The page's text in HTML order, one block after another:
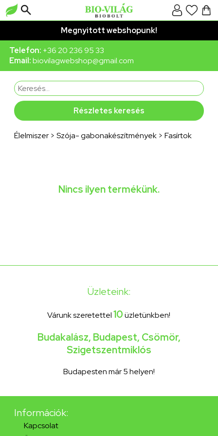
Megnyitott webshopunk!
Telefon: +36 20 236 95 33
Email:biovilagwebshop@gmail.com
Részletes keresés
Élelmiszer> Szója- gabonakészítmények> Fasírtok
Nincs ilyen termékünk.
Üzleteink:
Várunk szeretettel10üzletünkben!
Budakalász, Budapest, Csömör,
Szigetszentmiklós
Budapesten már 5 helyen!
Információk:
Kapcsolat